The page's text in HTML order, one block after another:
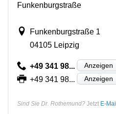
Funkenburgstraße
Funkenburgstraße 1
04105 Leipzig
+49 341 98... Anzeigen
+49 341 98... Anzeigen
Sind Sie Dr. Rothemund? Jetzt E-